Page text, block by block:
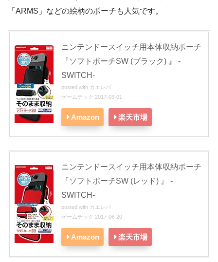
「ARMS」などの絵柄のポーチも人気です。
ニンテンドースイッチ用本体収納ポーチ
『ソフトポーチSW (ブラック) 』 -
SWITCH-
posted with カエレバ
ゲームテック 2017-03-01
Amazon 楽天市場
ニンテンドースイッチ用本体収納ポーチ
『ソフトポーチSW (レッド) 』 -
SWITCH-
posted with カエレバ
ゲームテック 2017-06-20
Amazon 楽天市場